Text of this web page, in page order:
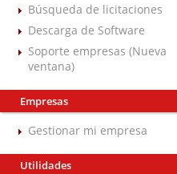
Búsqueda de licitaciones
Descarga de Software
Soporte empresas (Nueva
ventana)
Empresas
Gestionar mi empresa
Utilidades